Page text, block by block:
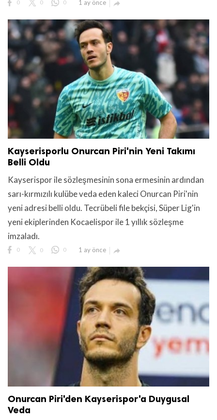
0 0 0 1 ay önce 
Kayserisporlu Onurcan Piri'nin Yeni Takımı
Belli Oldu
Kayserispor ile sözleşmesinin sona ermesinin ardından
sarı-kırmızılı kulübe veda eden kaleci Onurcan Piri'nin
yeni adresi belli oldu. Tecrübeli file bekçisi, Süper Lig'in
yeni ekiplerinden Kocaelispor ile 1 yıllık sözleşme
imzaladı.
0 0 0 1 ay önce 
Onurcan Piri'den Kayserispor'a Duygusal
Veda